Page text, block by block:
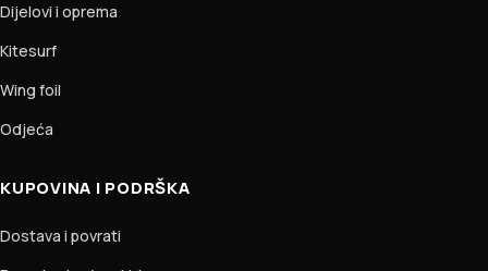
Dijelovi i oprema
Kitesurf
Wing foil
Odjeća
KUPOVINA I PODRŠKA
Dostava i povrati